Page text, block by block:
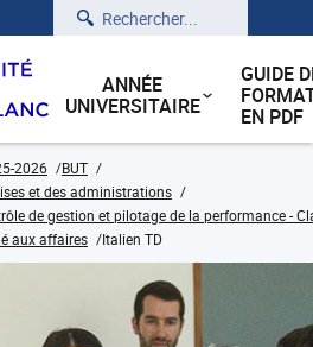
Rechercher
ANNÉE
UNIVERSITAIRE
GUIDE
EN PDF
2026
BUT
et des administrations
de gestion et pilotage de la performance -
aux affaires
Italien TD